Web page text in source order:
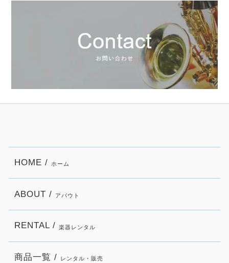
HOME / ホーム
ABOUT / アバウト
RENTAL / 楽器レンタル
商品一覧 / レンタル・販売